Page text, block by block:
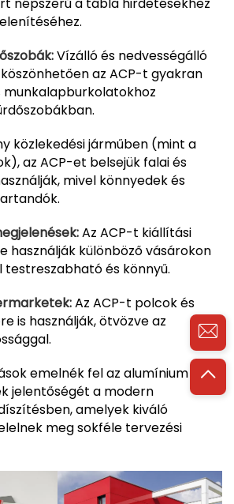
népszerű a tábla hirdetésekhez
Vízálló és nedvességálló
az ACP-t gyakran
munkalapburkolatokhoz
közlekedési járműben (mint a
az ACP-et belsejük falai és
mivel könnyedek és
Az ACP-t kiállítási
használják különböző vásárokon
testreszabható és könnyű.
Az ACP-t polcok és
is használják, ötvözve az
emelnék fel az alumínium
jelentőségét a modern
amelyek kiváló
meg sokféle tervezési